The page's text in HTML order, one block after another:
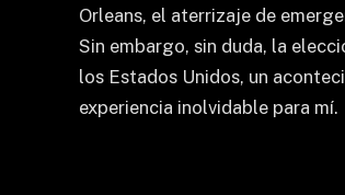
Orleans, el aterrizaje de
Sin embargo, sin duda, la
los Estados Unidos, un
experiencia inolvidable para mí.